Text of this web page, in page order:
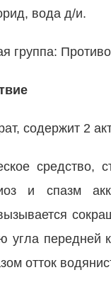
вода д/и.
группа:
содержит 2
и спазм
угла передней
отток